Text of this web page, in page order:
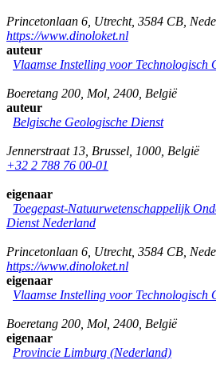
Princetonlaan 6 Utrecht, 3584 CB
https://www.dinoloket.nl
auteur
Vlaamse Instelling voor Technologisch
Boeretang 200 Mol 2400 België
auteur
Belgische Geologische Dienst
Jennerstraat 13 Brussel 1000 België
+32 2 788 76 00-01
eigenaar
Toegepast-Natuurwetenschappelijk
Dienst Nederland
Princetonlaan 6 Utrecht, 3584 CB
https://www.dinoloket.nl
eigenaar
Vlaamse Instelling voor Technologisch
Boeretang 200 Mol 2400 België
eigenaar
Provincie Limburg (Nederland)